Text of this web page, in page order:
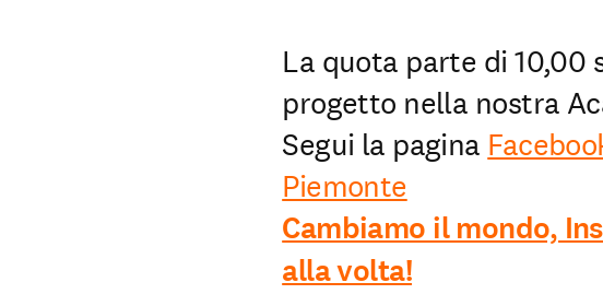
La quota parte di 10,00
progetto nella nostra
Segui la pagina
Piemonte
Cambiamo il mondo,
alla volta!